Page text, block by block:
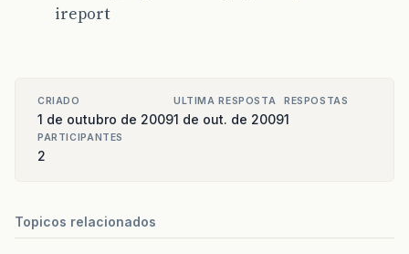
ireport
CRIADO
1 de outubro de 2009
ULTIMA RESPOSTA
1 de out. de 2009
RESPOSTAS
1
PARTICIPANTES
2
Topicos relacionados